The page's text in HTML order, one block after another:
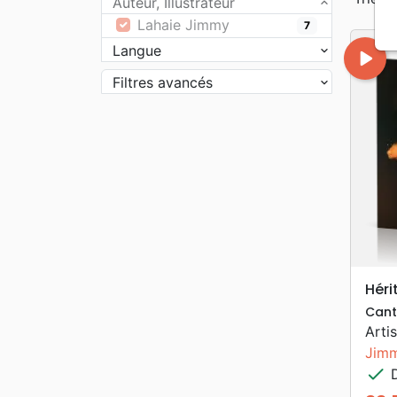
Lahaie Jimmy
7
Langue
Filtres avancés
play_arrow
check